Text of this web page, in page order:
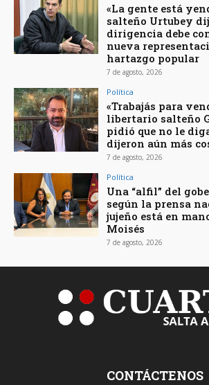
«La gente está
salteño Urtubey
dirigencia debe
nueva
hartazgo popular
7 de agosto, 2026
Política
«Trabajás para
libertario salteño
pidió que no le
dijeron aún más
7 de agosto, 2026
Política
Una “alfil” del
según la prensa
jujeño está en
Moisés
7 de agosto, 2026
CONTÁCTENOS